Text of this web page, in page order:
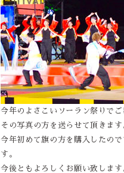
今年のよさこいソーラン祭りで
その写真の方を送らせて頂きます
今年初めて旗の方を購入したの
す。
今後ともよろしくお願い致します